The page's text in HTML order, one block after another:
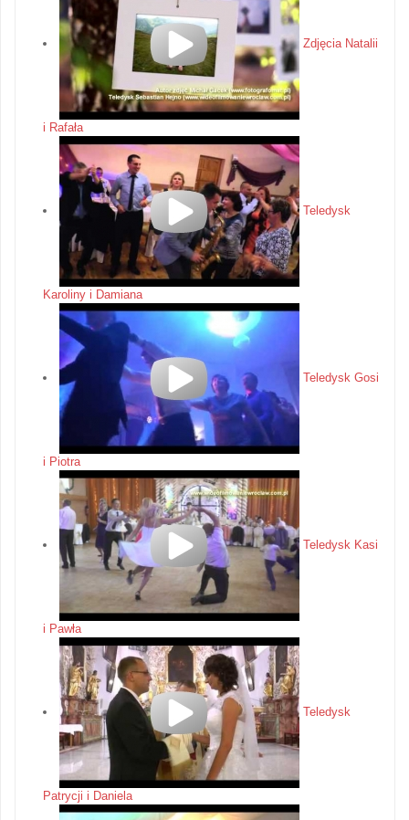
Zdjęcia Natalii
i Rafała
Teledysk
Karoliny i Damiana
Teledysk Gosi
i Piotra
Teledysk Kasi
i Pawła
Teledysk
Patrycji i Daniela